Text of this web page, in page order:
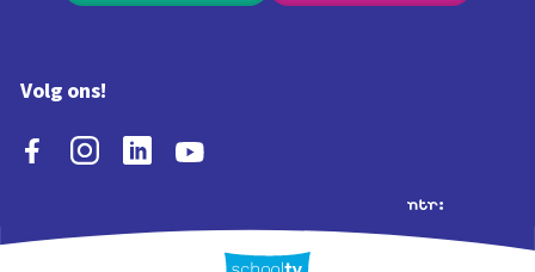
Volg ons!